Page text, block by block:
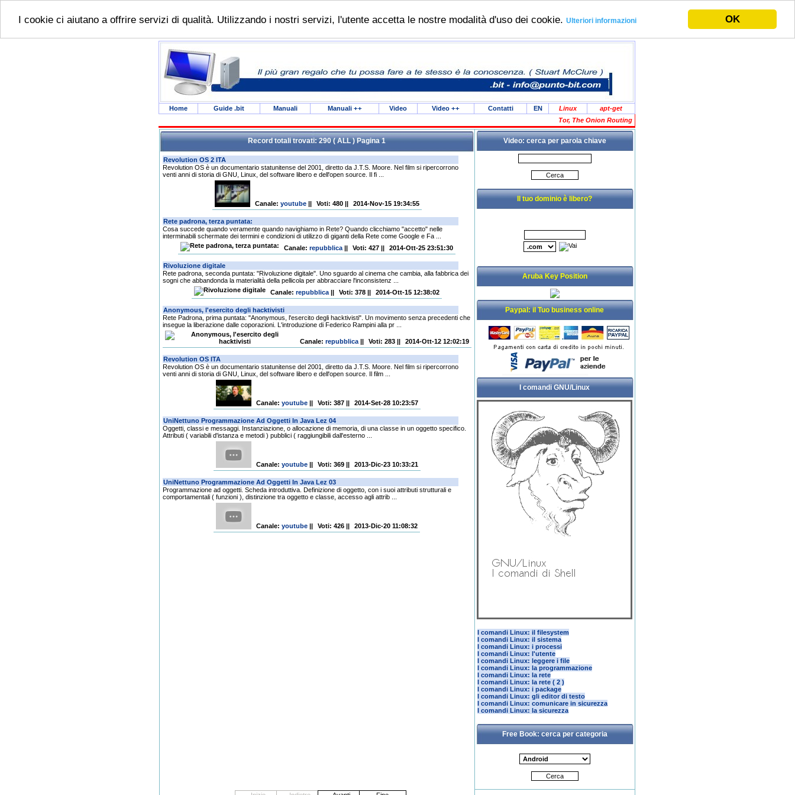
OK
I cookie ci aiutano a offrire servizi di qualità. Utilizzando i nostri servizi, l'utente accetta le nostre modalità d'uso dei cookie. Ulteriori informazioni
Home Guide .bit Manuali Manuali ++ Video Video++ Contatti EN Linux
apt-get
Tor, The Onion Routing
Record totali trovati: 290 ( ALL ) Pagina 1 Video: cerca per parola chiave
Revolution OS è un documentario statunitense del 2001, diretto da J.T.S. Moore. Nel film si ripercorrono
venti anni di storia di GNU, Linux, del software libero e dell'open source. Il fi ...
Canale: youtube Voti: 480 2014-Nov-15 19:34:55
Cosa succede quando veramente quando navighiamo in Rete? Quando clicchiamo "accetto" nelle
interminabili schermate dei termini e condizioni di utilizzo di giganti della Rete come Google e Fa ...
Canale:repubblica Voti: 427 2014-Ott-25 23:51:30
Rete padrona, seconda puntata: "Rivoluzione digitale". Uno sguardo al cinema che cambia, alla fabbrica dei
sogni che abbandonda la materialità della pellicola per abbracciare l'inconsistenz ...
Canale:repubblica Voti: 378 2014-Ott-15 12:38:02
Rete Padrona, prima puntata: "Anonymous, l'esercito degli hacktivisti". Un movimento senza precedenti che
insegue la liberazione dalle coporazioni. L'introduzione di Federico Rampini alla pr ...
Canale: repubblica Voti: 283 2014-Ott-12 12:02:19
Revolution OS è un documentario statunitense del 2001, diretto da J.T.S. Moore. Nel film si ripercorrono
venti anni di storia di GNU, Linux, del software libero e dell'open source. Il film ...
Canale: youtube Voti: 387 2014-Set-28 10:23:57
Oggetti, classi e messaggi. Instanziazione, o allocazione di memoria, di una classe in un oggetto specifico.
Attributi ( variabili d'istanza e metodi ) pubblici ( raggiungibili dall'esterno ...
Canale: youtube Voti: 369 2013-Dic-23 10:33:21
Programmazione ad oggetti. Scheda introduttiva. Definizione di oggetto, con i suoi attributi strutturali e
comportamentali ( funzioni ), distinzione tra oggetto e classe, accesso agli attrib ...
Canale:youtube Voti: 426 2013-Dic-20 11:08:32
Il tuo dominio è libero?
Aruba Key Position
Paypal: il Tuo business online
I comandi GNU/Linux
I comandi Linux: il filesystem
I comandi Linux: il sistema
I comandi Linux: i processi
I comandi Linux: l'utente
I comandi Linux: leggere i file
I comandi Linux: la programmazione
I comandi Linux: la rete
I comandi Linux: la rete ( 2 )
I comandi Linux: i package
I comandi Linux: gli editor di testo
I comandi Linux: comunicare in sicurezza
I comandi Linux: la sicurezza
Free Book: cerca per categoria